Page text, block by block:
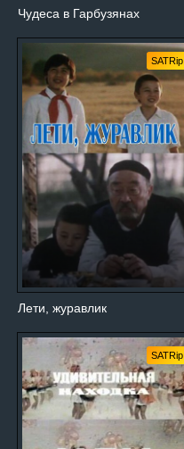
Чудеса в Гарбузянах
Лети, журавлик
SATRip
SATRip